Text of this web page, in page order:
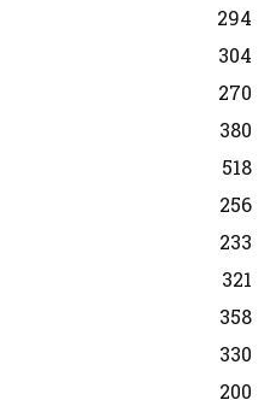
294
304
270
380
518
256
233
321
358
330
200